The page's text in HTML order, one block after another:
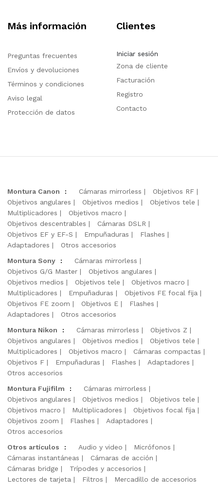
Más información
Preguntas frecuentes
Envíos y devoluciones
Términos y condiciones
Aviso legal
Protección de datos
Clientes
Iniciar sesión
Zona de cliente
Facturación
Registro
Contacto
Montura Canon : Cámaras mirrorless
Objetivos RF
Objetivos angulares
Objetivos medios
Objetivos tele
Multiplicadores
Objetivos macro
Objetivos descentrables
Cámaras DSLR
Objetivos EF y EF-S
Empuñaduras
Flashes
Adaptadores
Otros accesorios
Montura Sony
:
Cámaras mirrorless
Objetivos G/G Master
Objetivos angulares
Objetivos medios
Objetivos tele
Objetivos macro
Multiplicadores
Empuñaduras
Objetivos FE focal fija
Objetivos FE zoom
Objetivos E
Flashes
Adaptadores
Otros accesorios
Montura Nikon
: Cámaras mirrorless
Objetivos Z
Objetivos angulares
Objetivos medios
Objetivos tele
Multiplicadores
Objetivos macro
Cámaras compactas
Objetivos F
Empuñaduras Flashes
Adaptadores
Otros accesorios
Montura Fujifilm
:
Cámaras mirrorless
Objetivos angulares
Objetivos medios
Objetivos tele
Objetivos macro
Multiplicadores
Objetivos focal fija
Objetivos zoom
Flashes
Adaptadores
Otros accesorios
Otros artículos
: Audio y video
Micrófonos
Cámaras instantáneas
Cámaras de acción
Cámaras bridge
Trípodes y accesorios
Lectores de tarjeta
Filtros Mercadillo de accesorios